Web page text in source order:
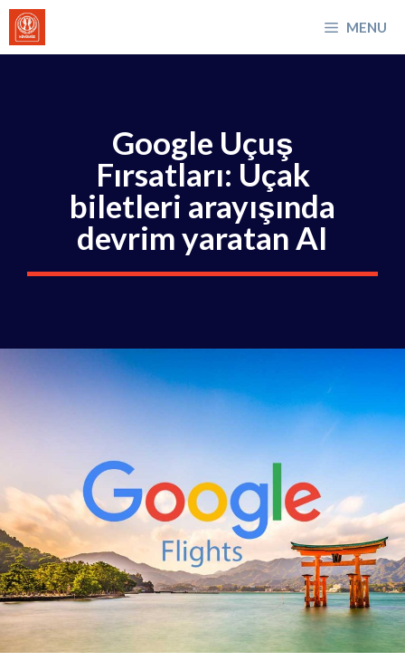
İçeriğe
atla
MENU
Google Uçuş
Fırsatları: Uçak
biletleri arayışında
devrim yaratan AI